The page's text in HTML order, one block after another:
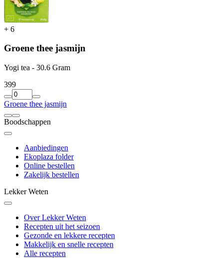
+ 6
Groene thee jasmijn
Yogi tea - 30.6 Gram
399
Groene thee jasmijn
Boodschappen
Aanbiedingen
Ekoplaza folder
Online bestellen
Zakelijk bestellen
Lekker Weten
Over Lekker Weten
Recepten uit het seizoen
Gezonde en lekkere recepten
Makkelijk en snelle recepten
Alle recepten